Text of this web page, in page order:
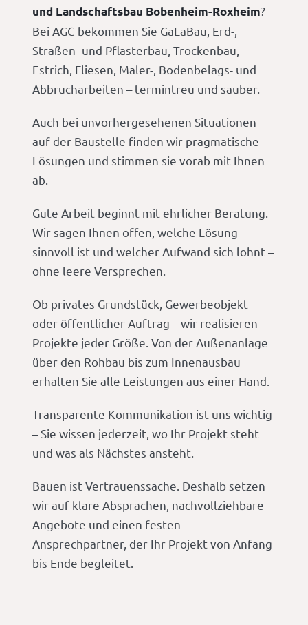
und Landschaftsbau Bobenheim-Roxheim?
Bei AGC bekommen Sie GaLaBau, Erd-,
Straßen- und Pflasterbau, Trockenbau,
Estrich, Fliesen, Maler-, Bodenbelags- und
Abbrucharbeiten – termintreu und sauber.
Auch bei unvorhergesehenen Situationen
auf der Baustelle finden wir pragmatische
Lösungen und stimmen sie vorab mit Ihnen
ab.
Gute Arbeit beginnt mit ehrlicher Beratung.
Wir sagen Ihnen offen, welche Lösung
sinnvoll ist und welcher Aufwand sich lohnt –
ohne leere Versprechen.
Ob privates Grundstück, Gewerbeobjekt
oder öffentlicher Auftrag – wir realisieren
Projekte jeder Größe. Von der Außenanlage
über den Rohbau bis zum Innenausbau
erhalten Sie alle Leistungen aus einer Hand.
Transparente Kommunikation ist uns wichtig
– Sie wissen jederzeit, wo Ihr Projekt steht
und was als Nächstes ansteht.
Bauen ist Vertrauenssache. Deshalb setzen
wir auf klare Absprachen, nachvollziehbare
Angebote und einen festen
Ansprechpartner, der Ihr Projekt von Anfang
bis Ende begleitet.